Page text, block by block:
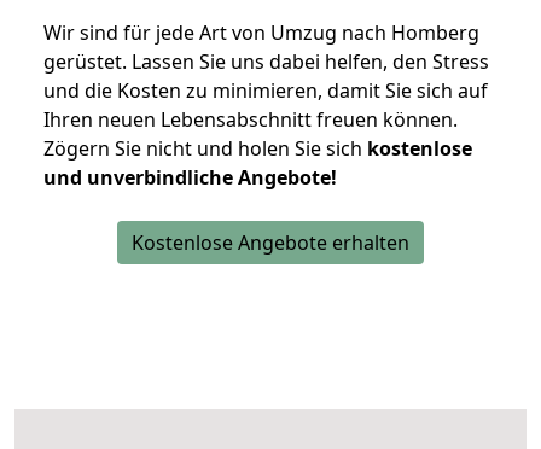
Wir sind für jede Art von Umzug nach Homberg
gerüstet. Lassen Sie uns dabei helfen, den Stress
und die Kosten zu minimieren, damit Sie sich auf
Ihren neuen Lebensabschnitt freuen können.
Zögern Sie nicht und holen Sie sich kostenlose
und unverbindliche Angebote!
Kostenlose Angebote erhalten